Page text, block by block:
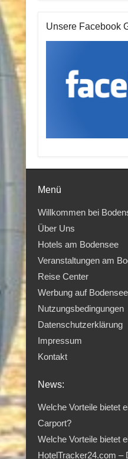
Unsere Facebook
Menü
Willkommen bei
Über Uns
Hotels am Bodensee
Veranstaltungen am
Reise Center
Werbung auf
Nutzungsbedingungen
Datenschutzerklärung
Impressum
Kontakt
News:
Welche Vorteile bietet
Carport?
Welche Vorteile bietet
HotelTracker24.com –